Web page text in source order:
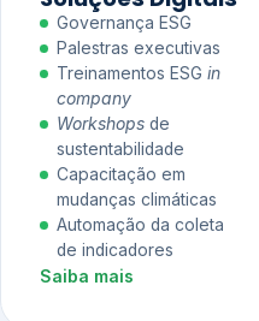
Governança ESG
Palestras executivas
Treinamentos ESG in
company
Workshops de
sustentabilidade
Capacitação em
mudanças climáticas
Automação da coleta
de indicadores
Saiba mais